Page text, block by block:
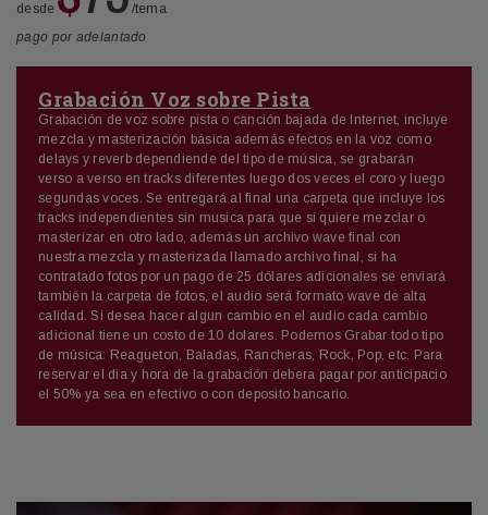
desde
/tema
pago por adelantado
Grabación Voz sobre Pista
Grabación de voz sobre pista o canción bajada de Internet, incluye
mezcla y masterización básica además efectos en la voz como
delays y reverb dependiende del tipo de música, se grabarán
verso a verso en tracks diferentes luego dos veces el coro y luego
segundas voces. Se entregará al final una carpeta que incluye los
tracks independientes sin musica para que si quiere mezclar o
masterizar en otro lado, además un archivo wave final con
nuestra mezcla y masterizada llamado archivo final, si ha
contratado fotos por un pago de 25 dólares adicionales se enviará
también la carpeta de fotos, el audio será formato wave de alta
calidad. Si desea hacer algun cambio en el audio cada cambio
adicional tiene un costo de 10 dolares. Podemos Grabar todo tipo
de música: Reagueton, Baladas, Rancheras, Rock, Pop, etc. Para
reservar el dia y hora de la grabación debera pagar por anticipacio
el 50% ya sea en efectivo o con deposito bancario.